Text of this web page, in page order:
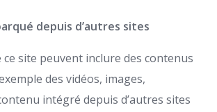
depuis d’autres sites
ce site peuvent inclure des contenus
des vidéos, images,
intégré depuis d’autres sites